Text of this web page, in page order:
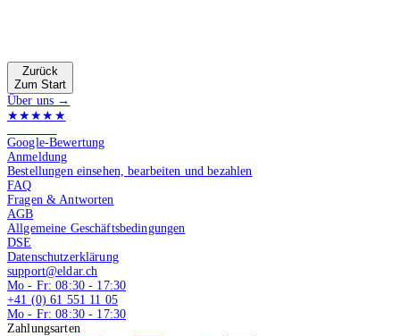
Zurück
Zum Start
Über uns →
★★★★★
Google-Bewertung
Anmeldung
Bestellungen einsehen, bearbeiten und bezahlen
FAQ
Fragen & Antworten
AGB
Allgemeine Geschäftsbedingungen
DSE
Datenschutzerklärung
support@eldar.ch
Mo - Fr: 08:30 - 17:30
+41 (0) 61 551 11 05
Mo - Fr: 08:30 - 17:30
Zahlungsarten